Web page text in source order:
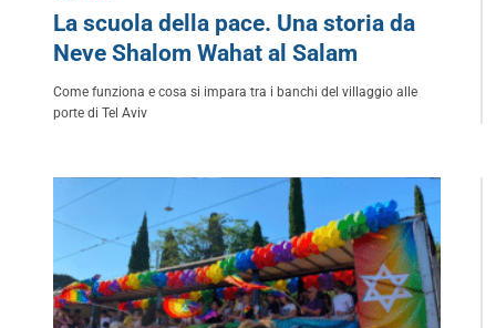
La scuola della pace. Una storia da
Neve Shalom Wahat al Salam
Come funziona e cosa si impara tra i banchi del villaggio alle
porte di Tel Aviv